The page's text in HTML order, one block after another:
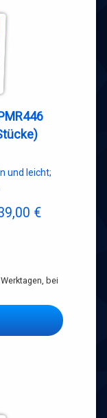
und leicht;
€Aktueller
bei